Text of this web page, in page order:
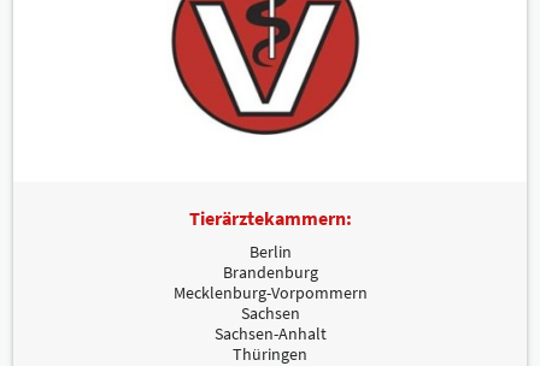
Tierärztekammern:
Berlin
Brandenburg
Mecklenburg-Vorpommern
Sachsen
Sachsen-Anhalt
Thüringen